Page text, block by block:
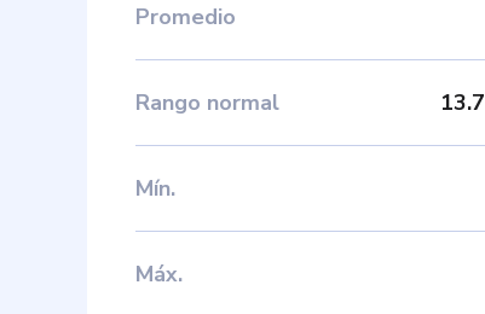
Promedio
Rango normal 13.7
Mín.
Máx.